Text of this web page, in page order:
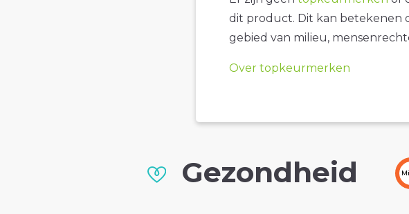
dit product. Dit kan betekenen
gebied van milieu,
Over topkeurmerken
Gezondheid